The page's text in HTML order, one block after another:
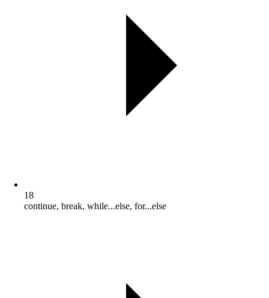
18
continue, break, while...else, for...else